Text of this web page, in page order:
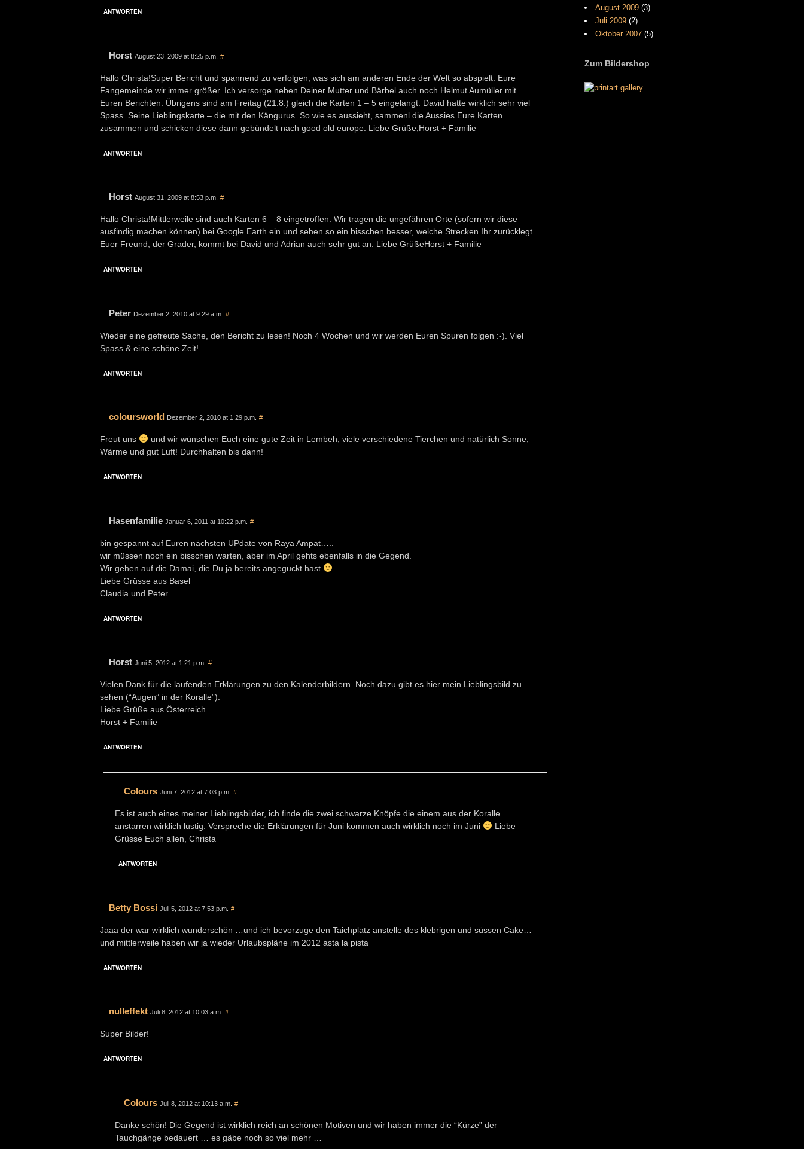
ANTWORTEN
Horst August 23, 2009 at 8:25 p.m. #
Hallo Christa!Super Bericht und spannend zu verfolgen, was sich am anderen Ende der Welt so abspielt. Eure
Fangemeinde wir immer größer. Ich versorge neben Deiner Mutter und Bärbel auch noch Helmut Aumüller mit
Euren Berichten. Übrigens sind am Freitag (21.8.) gleich die Karten 1 – 5 eingelangt. David hatte wirklich sehr viel
Spass. Seine Lieblingskarte – die mit den Kängurus. So wie es aussieht, sammenl die Aussies Eure Karten
zusammen und schicken diese dann gebündelt nach good old europe. Liebe Grüße,Horst + Familie
ANTWORTEN
Horst August 31, 2009 at 8:53 p.m. #
Hallo Christa!Mittlerweile sind auch Karten 6 – 8 eingetroffen. Wir tragen die ungefähren Orte (sofern wir diese
ausfindig machen können) bei Google Earth ein und sehen so ein bisschen besser, welche Strecken Ihr zurücklegt.
Euer Freund, der Grader, kommt bei David und Adrian auch sehr gut an. Liebe GrüßeHorst + Familie
ANTWORTEN
Peter Dezember 2, 2010 at 9:29 a.m. #
Wieder eine gefreute Sache, den Bericht zu lesen! Noch 4 Wochen und wir werden Euren Spuren folgen :-). Viel
Spass & eine schöne Zeit!
ANTWORTEN
coloursworld Dezember 2, 2010 at 1:29 p.m. #
Freut uns
und wir wünschen Euch eine gute Zeit in Lembeh, viele verschiedene Tierchen und natürlich Sonne,
Wärme und gut Luft! Durchhalten bis dann!
ANTWORTEN
Hasenfamilie Januar 6, 2011 at 10:22 p.m. #
bin gespannt auf Euren nächsten UPdate von Raya Ampat…..
wir müssen noch ein bisschen warten, aber im April gehts ebenfalls in die Gegend.
Wir gehen auf die Damai, die Du ja bereits angeguckt hast
Liebe Grüsse aus Basel
Claudia und Peter
ANTWORTEN
Horst Juni 5, 2012 at 1:21 p.m. #
Vielen Dank für die laufenden Erklärungen zu den Kalenderbildern. Noch dazu gibt es hier mein Lieblingsbild zu
sehen (“Augen” in der Koralle”).
Liebe Grüße aus Österreich
Horst + Familie
ANTWORTEN
Colours Juni 7, 2012 at 7:03 p.m. #
Es ist auch eines meiner Lieblingsbilder, ich finde die zwei schwarze Knöpfe die einem aus der Koralle
anstarren wirklich lustig. Verspreche die Erklärungen für Juni kommen auch wirklich noch im Juni
Liebe
Grüsse Euch allen, Christa
ANTWORTEN
Betty Bossi Juli 5, 2012 at 7:53 p.m. #
Jaaa der war wirklich wunderschön …und ich bevorzuge den Taichplatz anstelle des klebrigen und süssen Cake…
und mittlerweile haben wir ja wieder Urlaubspläne im 2012 asta la pista
ANTWORTEN
nulleffekt Juli 8, 2012 at 10:03 a.m. #
Super Bilder!
ANTWORTEN
Colours Juli 8, 2012 at 10:13 a.m. #
Danke schön! Die Gegend ist wirklich reich an schönen Motiven und wir haben immer die “Kürze” der
Tauchgänge bedauert … es gäbe noch so viel mehr …
August 2009(3)
Juli 2009(2)
Oktober 2007(5)
Zum Bildershop